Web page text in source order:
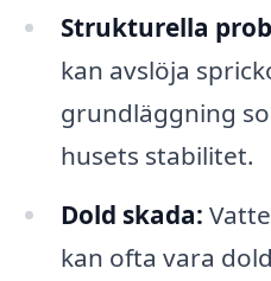
Strukturella
kan avslöja
grundläggning
husets stabilitet.
Dold skada:
kan ofta vara